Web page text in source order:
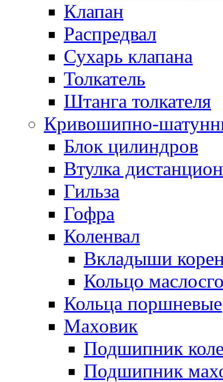
Клапан
Распредвал
Сухарь клапана
Толкатель
Штанга толкателя
Кривошипно-
Блок цилиндров
Втулка
Гильза
Гофра
Коленвал
Вкладыши
Кольцо
Кольца поршневые
Маховик
Подшипник
Подшипник